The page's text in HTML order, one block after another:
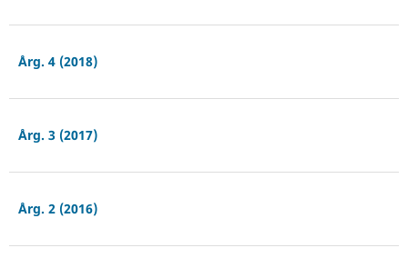
Årg. 4 (2018)
Årg. 3 (2017)
Årg. 2 (2016)